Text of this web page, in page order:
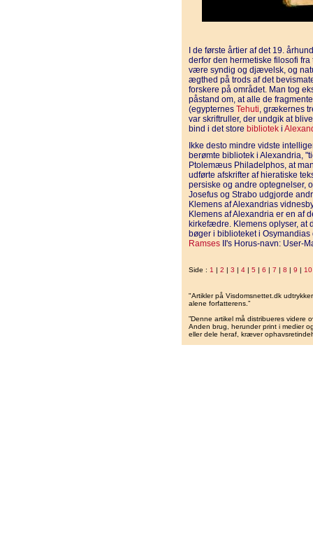
I de første årtier af det 19.
derfor den hermetiske filosofi
være syndig og djævelsk, og
ægthed på trods af det
forskere på området. Man tog
påstand om, at alle de
(egypternes Tehuti, grækernes
var skriftruller, der undgik at
bind i det store bibliotek i
Ikke desto mindre vidste
berømte bibliotek i Alexandria,
Ptolemæus Philadelphos, at
udførte afskrifter af hieratiske
persiske og andre optegnelser,
Josefus og Strabo udgjorde
Klemens af Alexandrias
Klemens af Alexandria er en af
kirkefædre. Klemens oplyser, at
bøger i biblioteket i
Ramses II's Horus-navn: User-
Side : 1 | 2 | 3 | 4 | 5 | 6 | 7 | 8 | 9 | 10
"Artikler på Visdomsnettet.dk
alene forfatterens.”
”Denne artikel må distribueres videre
Anden brug, herunder print i medier
eller dele heraf, kræver